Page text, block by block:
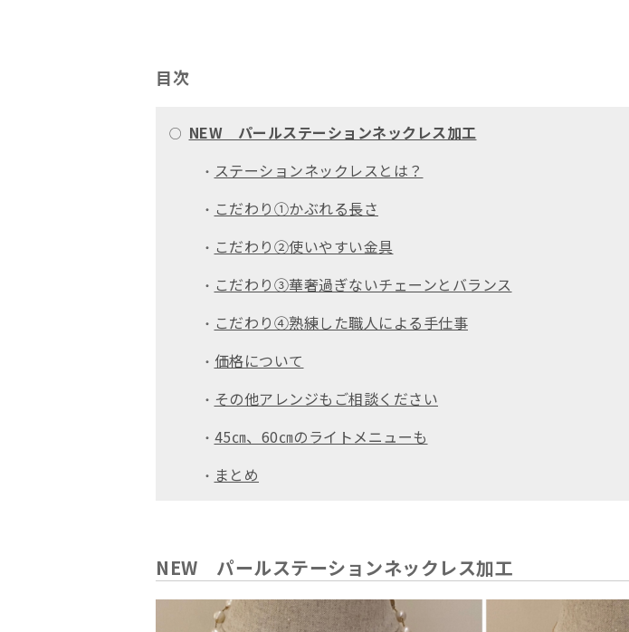
目次
○ NEW パールステーションネックレス加工
・ ステーションネックレスとは？
・ こだわり①かぶれる長さ
・ こだわり②使いやすい金具
・ こだわり③華奢過ぎないチェーンとバランス
・ こだわり④熟練した職人による手仕事
・ 価格について
・ その他アレンジもご相談ください
・ 45㎝、60㎝のライトメニューも
・ まとめ
NEW パールステーションネックレス加工